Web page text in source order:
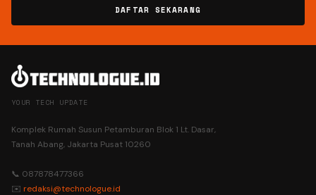
DAFTAR SEKARANG
YOUR TECH UPDATE
Komplek Rumah Susun Petamburan Blok 1 Lt. Dasar,
Tanah Abang, Jakarta Pusat 10260
📞 087878477366
✉️ redaksi@technologue.id